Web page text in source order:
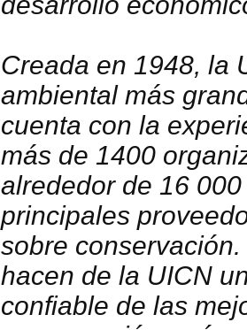
Creada en 1948, la
ambiental más
cuenta con la
más de 1400
alrededor de 16
principales
sobre
hacen de la UICN
confiable de las